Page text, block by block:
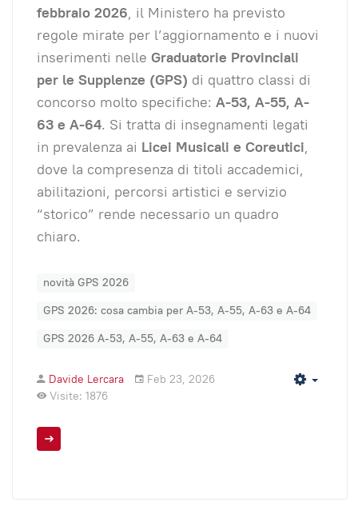
febbraio 2026, il Ministero ha previsto
regole mirate per l’aggiornamento e i nuovi
inserimenti nelle Graduatorie Provinciali
per le Supplenze (GPS) di quattro classi di
concorso molto specifiche: A-53, A-55, A-
63 e A-64. Si tratta di insegnamenti legati
in prevalenza ai Licei Musicali e Coreutici,
dove la compresenza di titoli accademici,
abilitazioni, percorsi artistici e servizio
“storico” rende necessario un quadro
chiaro.
novità GPS 2026
GPS 2026: cosa cambia per A-53, A-55, A-63 e A-64
GPS 2026 A-53, A-55, A-63 e A-64
Davide Lercara
Feb 23, 2026
Visite: 1876